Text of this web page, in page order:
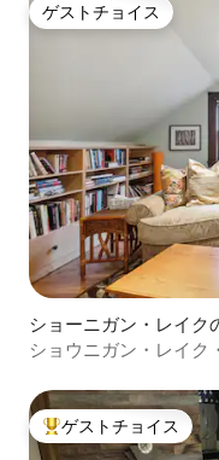
ゲストチョイス
ゲストチョイス
ショーニガン・レイク
ショウニガン・レイク
大好評のゲストチョイ
ゲストチョイス